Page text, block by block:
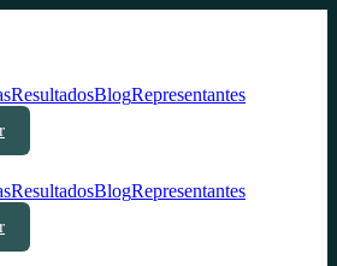
ResultadosBlogRepresentantes
ResultadosBlogRepresentantes